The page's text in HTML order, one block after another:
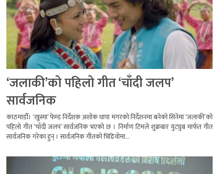
‘जलाकी’को पहिलो गीत ‘चाँदी जलप’
सार्वजनिक
काठमाडौँ। ‘खुस्मा’ फेम्ड निर्देशक अशोक थापा मगरको निर्देशनमा बनेको सिनेमा ‘जलाकी’को
पहिलो गीत ‘चाँदी जलप’ सार्वजनिक भएको छ । निर्माण टिमले शुक्रबार युट्युब मार्फत गीत
सार्वजनिक गरेका हुन् । सार्वजनिक गीतको भिडियोमा...